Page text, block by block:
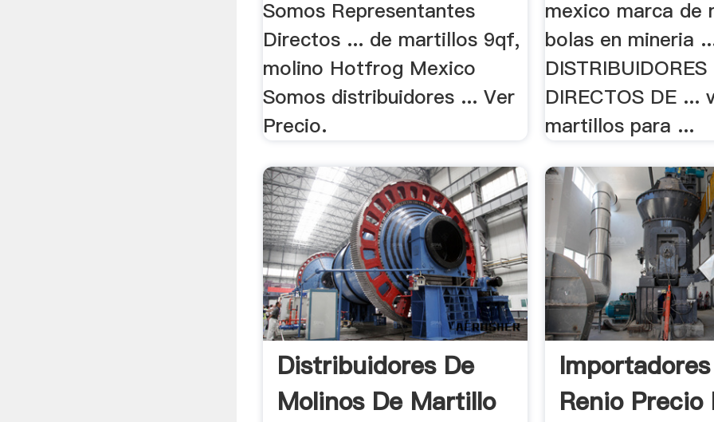
Somos Representantes
Directos ... de martillos 9qf,
molino Hotfrog Mexico
Somos distribuidores ... Ver
Precio.
mexico marca de
bolas en mineria
DISTRIBUIDORES
DIRECTOS DE ...
martillos para ...
Distribuidores De
Molinos De Martillo
Renio Precio